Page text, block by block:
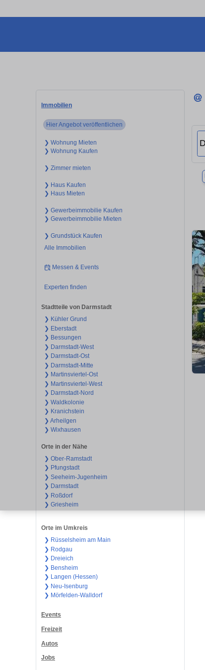
Immobilien
Hier Angebot veröffentlichen
❯ Wohnung Mieten
❯ Wohnung Kaufen
❯ Zimmer mieten
❯ Haus Kaufen
❯ Haus Mieten
❯ Gewerbeimmobilie Kaufen
❯ Gewerbeimmobilie Mieten
❯ Grundstück Kaufen
Alle Immobilien
Messen & Events
Experten finden
Stadtteile von Darmstadt
❯ Kühler Grund
❯ Eberstadt
❯ Bessungen
❯ Darmstadt-West
❯ Darmstadt-Ost
❯ Darmstadt-Mitte
❯ Martinsviertel-Ost
❯ Martinsviertel-West
❯ Darmstadt-Nord
❯ Waldkolonie
❯ Kranichstein
❯ Arheilgen
❯ Wixhausen
Orte in der Nähe
❯ Ober-Ramstadt
❯ Pfungstadt
❯ Seeheim-Jugenheim
❯ Darmstadt
❯ Roßdorf
❯ Griesheim
Orte im Umkreis
❯ Rüsselsheim am Main
❯ Rodgau
❯ Dreieich
❯ Bensheim
❯ Langen (Hessen)
❯ Neu-Isenburg
❯ Mörfelden-Walldorf
Events
Freizeit
Autos
Jobs